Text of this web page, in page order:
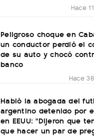
Hace
Peligroso choque en
un conductor perdió el
de su auto y chocó
banco
Hace
Habló la abogada del
argentino detenido por
en EEUU: "Dijeron que
que hacer un par de